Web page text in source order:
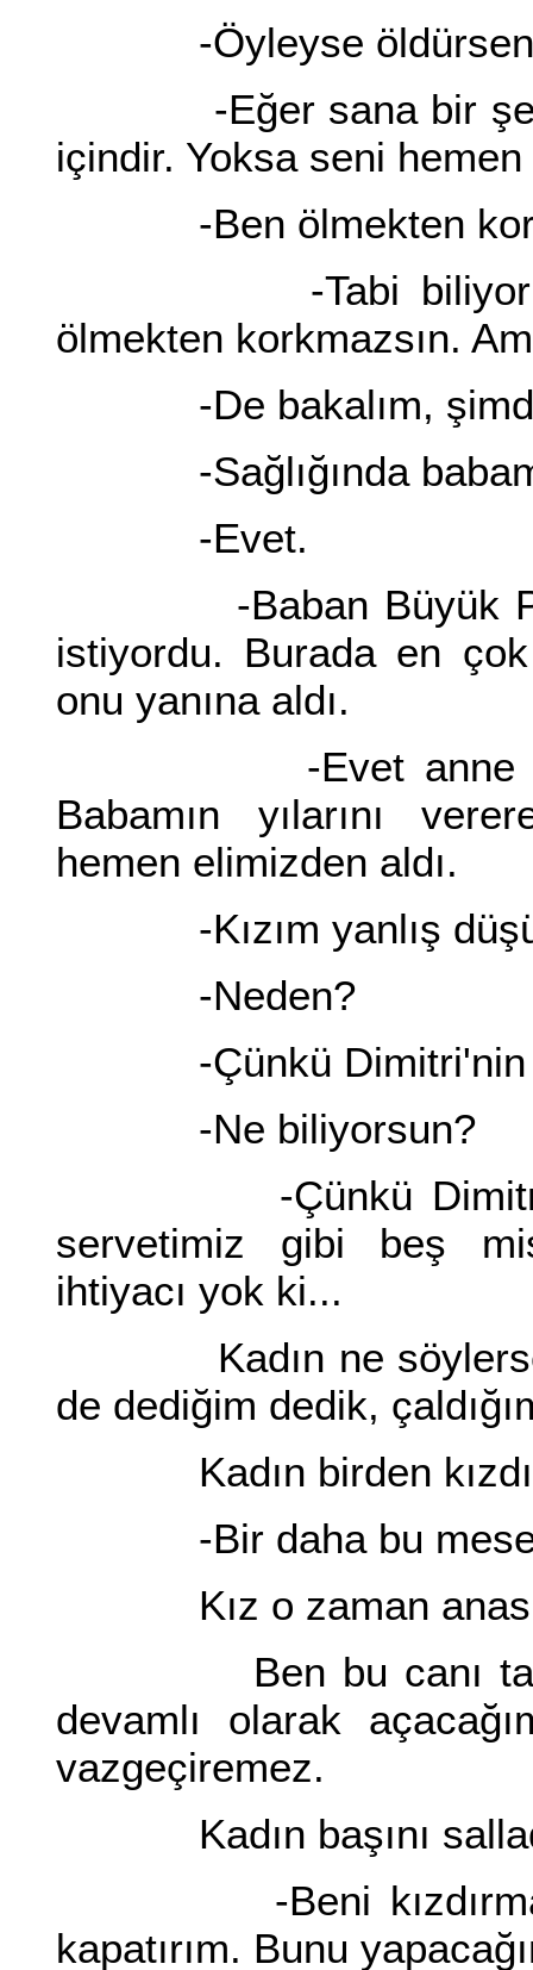
-Öyleyse
-Eğer sana bir şey
içindir. Yoksa seni
-Ben ölmekten
-Tabi biliyorum.
ölmekten korkmazsın.
-De bakalım, şimdi
-Sağlığında
-Evet.
-Baban Büyük
istiyordu. Burada en
onu yanına aldı.
-Evet anne sizde
Babamın yılarını
hemen elimizden aldı.
-Kızım yanlış
-Neden?
-Çünkü Dimitri'nin
-Ne biliyorsun?
-Çünkü Dimitri'nin
servetimiz gibi beş
ihtiyacı yok ki...
Kadın ne söylerse
de dediğim dedik,
Kadın birden kızdı.
-Bir daha bu
Kız o zaman
Ben bu canı
devamlı olarak
vazgeçiremez.
Kadın başını
-Beni kızdırma
kapatırım. Bunu